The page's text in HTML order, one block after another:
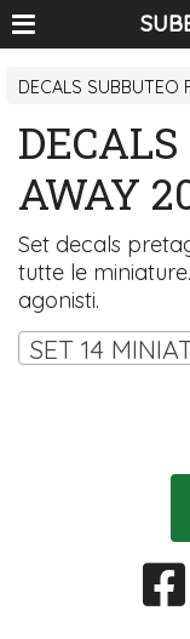
DECALS SUBBUTEO
AWAY
Set decals
tutte le
agonisti.